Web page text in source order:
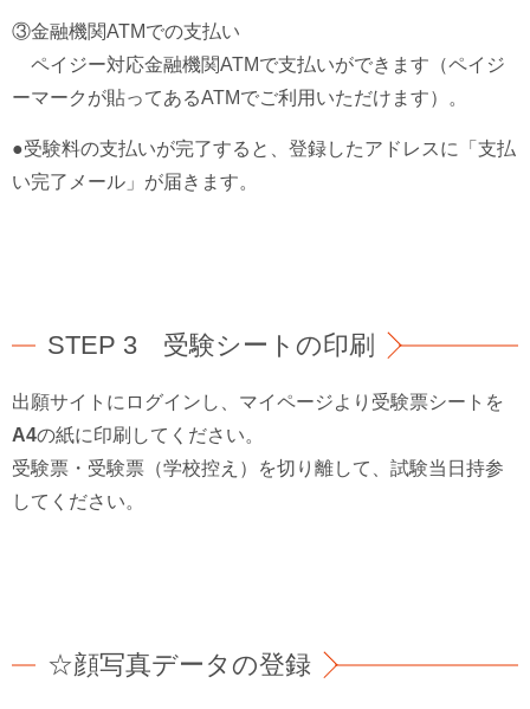
③金融機関ATMでの支払い
ペイジー対応金融機関ATMで支払いができます（ペイジ
ーマークが貼ってあるATMでご利用いただけます）。
●受験料の支払いが完了すると、登録したアドレスに「支払
い完了メール」が届きます。
STEP 3 受験シートの印刷
出願サイトにログインし、マイページより受験票シートを
A4の紙に印刷してください。
受験票・受験票（学校控え）を切り離して、試験当日持参
してください。
☆顔写真データの登録